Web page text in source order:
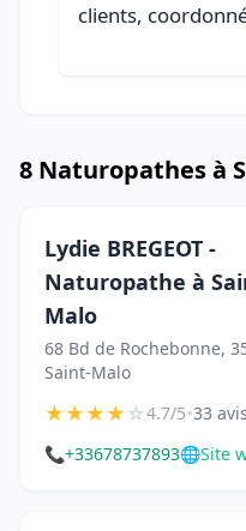
clients,
8 Naturopathes à
Lydie BREGEOT -
Naturopathe à
Malo
68 Bd de Rochebonne,
Saint-Malo
★★★★☆4.7/5•33 avis
📞+33678737893🌐Site